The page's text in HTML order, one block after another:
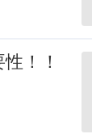
！！